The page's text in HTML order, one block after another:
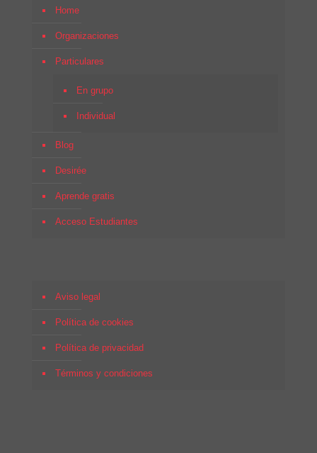
Home
Organizaciones
Particulares
En grupo
Individual
Blog
Desirée
Aprende gratis
Acceso Estudiantes
Aviso legal
Política de cookies
Política de privacidad
Términos y condiciones